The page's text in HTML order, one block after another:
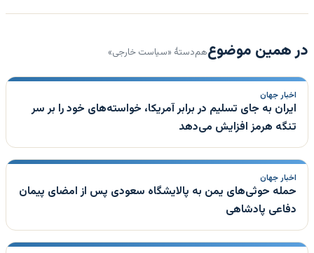
در همین موضوعهم‌دستهٔ «سیاست خارجی»
اخبار جهان
ایران به جای تسلیم در برابر آمریکا، خواسته‌های خود را بر سر
تنگه هرمز افزایش می‌دهد
اخبار جهان
حمله حوثی‌های یمن به پالایشگاه سعودی پس از امضای پیمان
دفاعی پادشاهی